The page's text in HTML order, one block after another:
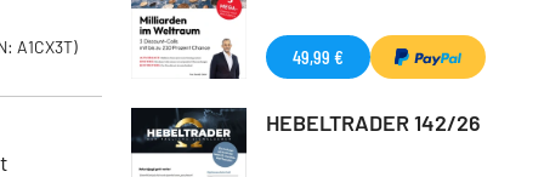
A1CX3T) 49,99 €
HEBELTRADER 142/26